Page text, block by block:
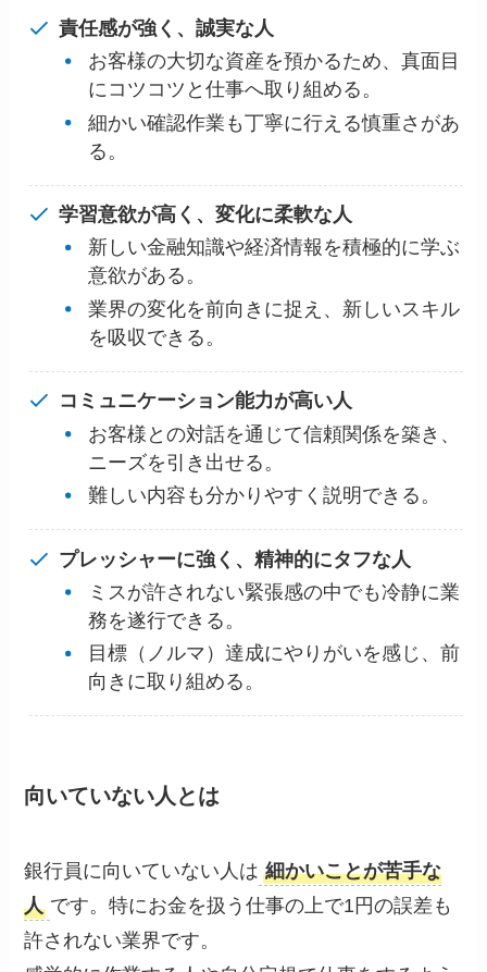
責任感が強く、誠実な人
お客様の大切な資産を預かるため、真面目
にコツコツと仕事へ取り組める。
細かい確認作業も丁寧に行える慎重さがあ
る。
学習意欲が高く、変化に柔軟な人
新しい金融知識や経済情報を積極的に学ぶ
意欲がある。
業界の変化を前向きに捉え、新しいスキル
を吸収できる。
コミュニケーション能力が高い人
お客様との対話を通じて信頼関係を築き、
ニーズを引き出せる。
難しい内容も分かりやすく説明できる。
プレッシャーに強く、精神的にタフな人
ミスが許されない緊張感の中でも冷静に業
務を遂行できる。
目標（ノルマ）達成にやりがいを感じ、前
向きに取り組める。
向いていない人とは
銀行員に向いていない人は 細かいことが苦手な
人 です。特にお金を扱う仕事の上で1円の誤差も
許されない業界です。